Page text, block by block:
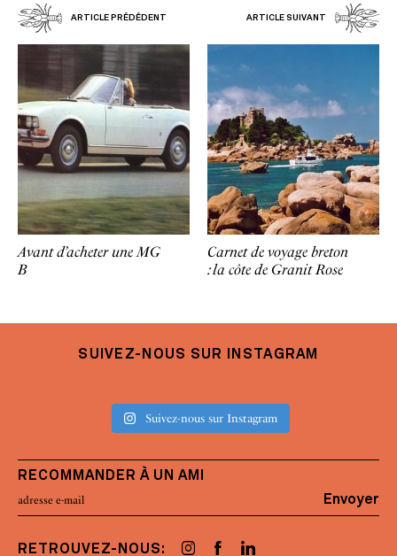
ARTICLE PRÉDÉDENT ARTICLE SUIVANT
Avant d’acheter une MG
B
Carnet de voyage breton
: la côte de Granit Rose
SUIVEZ-NOUS SUR INSTAGRAM
Suivez-nous sur Instagram
RECOMMANDER À UN AMI
Envoyer
RETROUVEZ-NOUS: